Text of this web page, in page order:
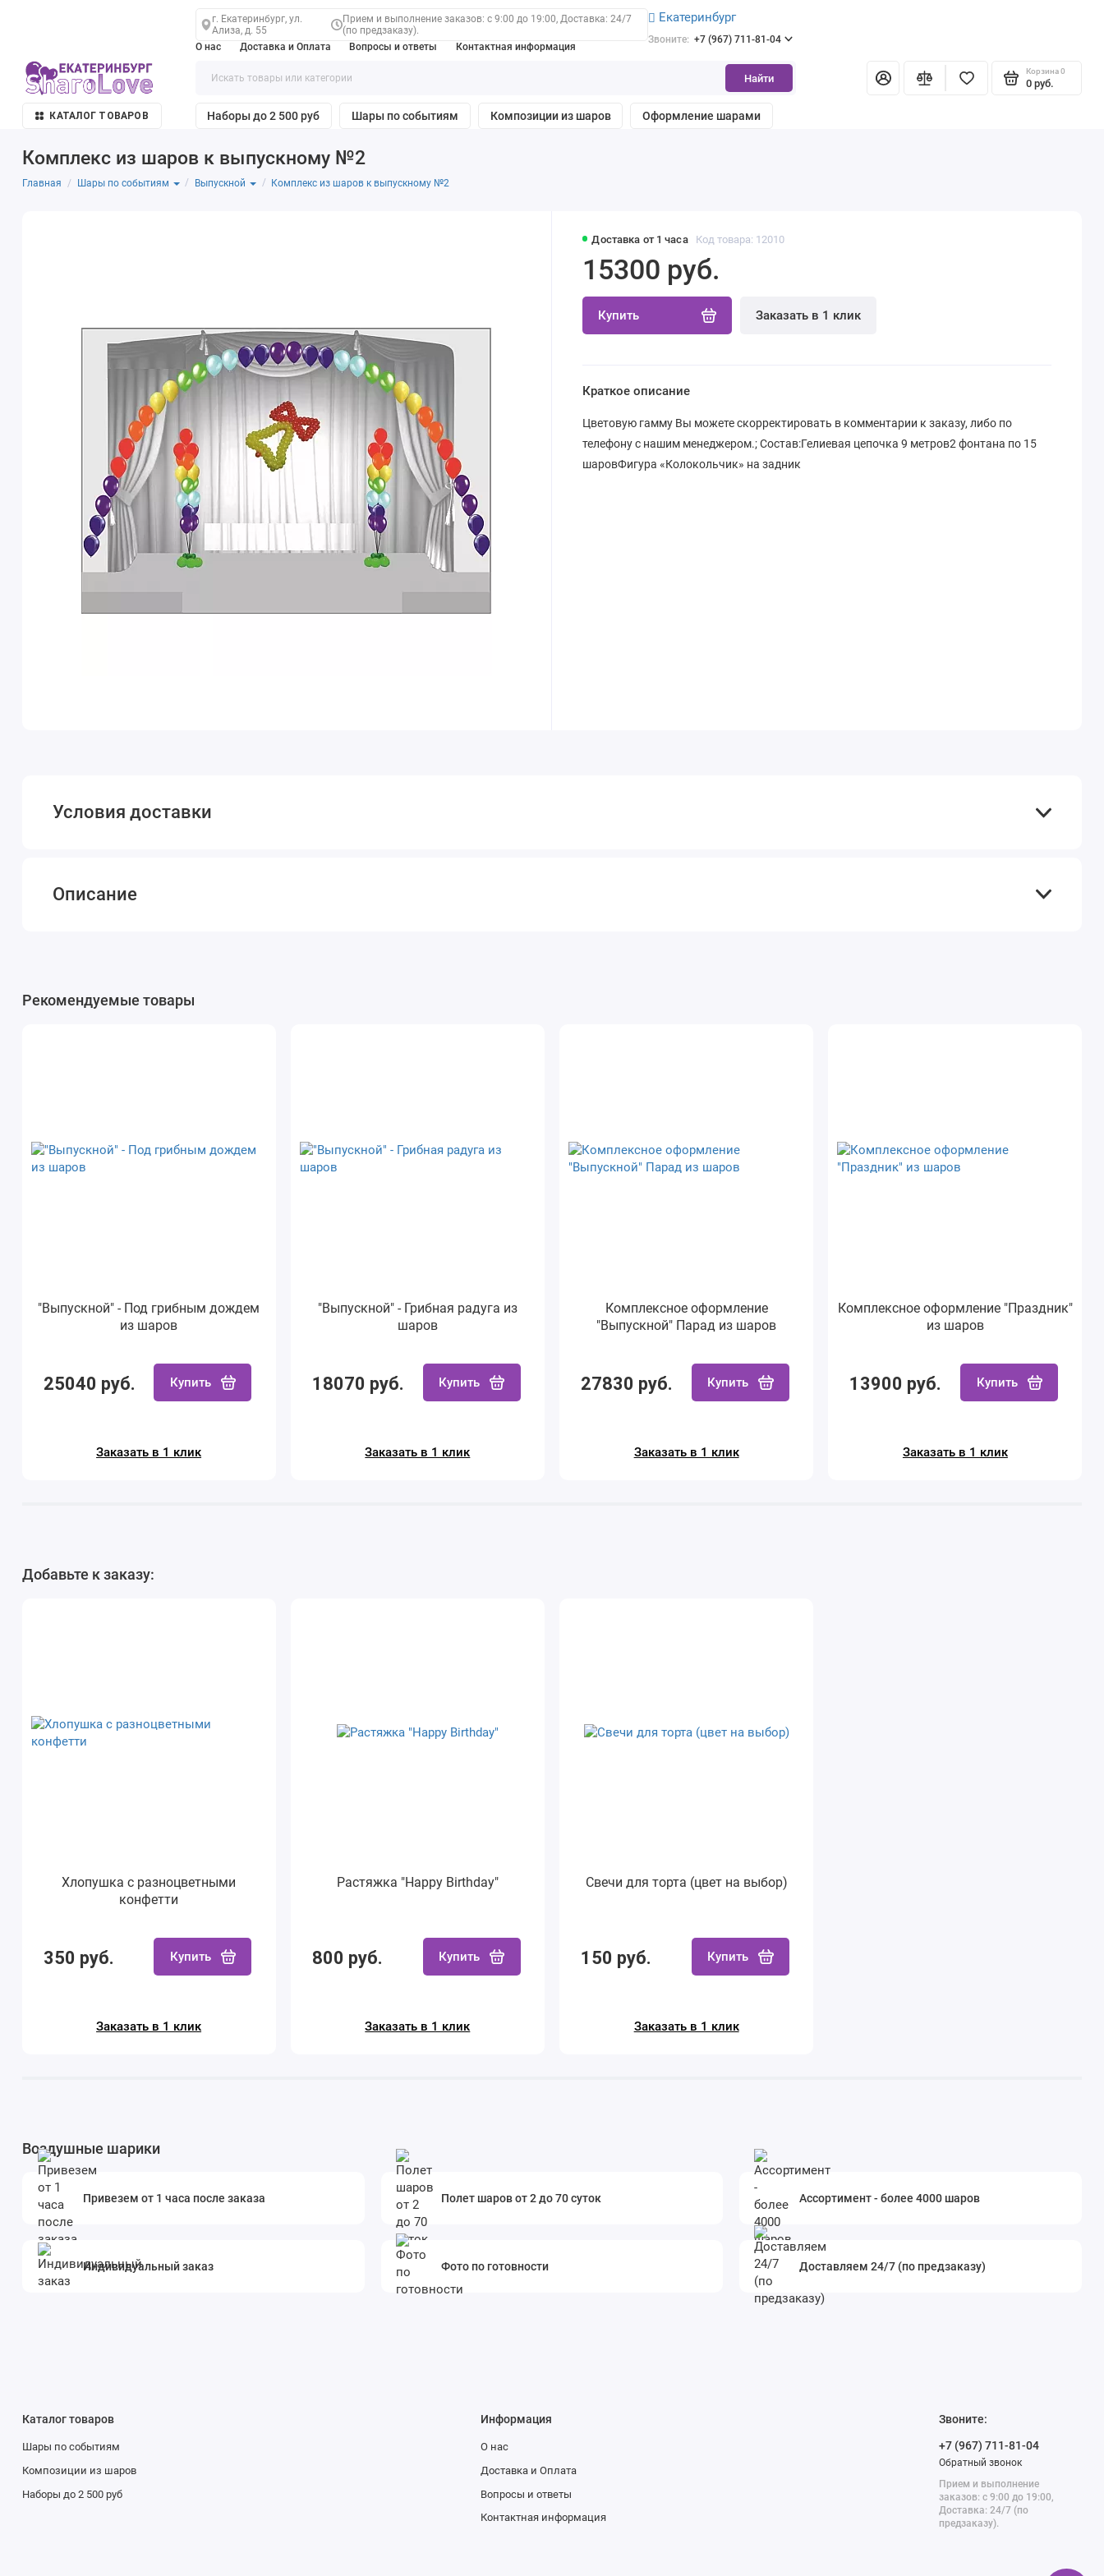
г. Екатеринбург, ул.
Ализа, д. 55
Прием и выполнение заказов: с 9:00 до 19:00, Доставка: 24/7
(по предзаказу).
О нас
Доставка и Оплата Вопросы и ответы Контактная информация
Екатеринбург
Звоните: +7 (967) 711-81-04
Найти
Корзина 0
0 руб.
КАТАЛОГ ТОВАРОВ Наборы до 2 500 руб Шары по событиям Композиции из шаров Оформление шарами
Комплекс из шаров к выпускному №2
Главная Шары по событиям Выпускной Комплекс из шаров к выпускному №2
Доставка от 1 часа Код товара: 12010
15300 руб.
Купить Заказать в 1 клик
Краткое описание
Цветовую гамму Вы можете скорректировать в комментарии к заказу, либо по
телефону с нашим менеджером.; Состав:Гелиевая цепочка 9 метров2 фонтана по 15
шаровФигура «Колокольчик» на задник
Условия доставки
Описание
Рекомендуемые товары
"Выпускной" - Под грибным дождем
из шаров
25040 руб. Купить
Заказать в 1 клик
"Выпускной" - Грибная радуга из
шаров
18070 руб. Купить
Заказать в 1 клик
Комплексное оформление
"Выпускной" Парад из шаров
27830 руб. Купить
Заказать в 1 клик
Комплексное оформление "Праздник"
из шаров
13900 руб. Купить
Заказать в 1 клик
Добавьте к заказу:
Хлопушка с разноцветными
конфетти
350 руб. Купить
Заказать в 1 клик
Растяжка "Happy Birthday"
800 руб. Купить
Заказать в 1 клик
Свечи для торта (цвет на выбор)
150 руб. Купить
Заказать в 1 клик
Воздушные шарики
Привезем от 1 часа после заказа Полет шаров от 2 до 70 суток Ассортимент - более 4000 шаров
Индивидуальный заказ Фото по готовности Доставляем 24/7 (по предзаказу)
Каталог товаров
Шары по событиям
Композиции из шаров
Наборы до 2 500 руб
Информация
О нас
Доставка и Оплата
Вопросы и ответы
Контактная информация
Звоните:
+7 (967) 711-81-04
Обратный звонок
Прием и выполнение
заказов: с 9:00 до 19:00,
Доставка: 24/7 (по
предзаказу).